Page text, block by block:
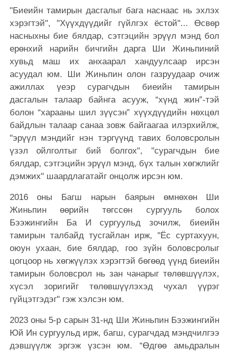
"Биеийн тамирын дасгалыг бага наснаас нь эхлэх
хэрэгтэй", "Хүүхдүүдийг гүйлгэх ёстой"... Өсвөр
насныхны бие бялдар, сэтгэцийн эрүүл мэнд бол
ерөнхий нарийн бичгийн дарга Ши Жиньпиний
хувьд маш их анхаарал хандуулсаар ирсэн
асуудал юм. Ши Жиньпин олон газруудаар очиж
ажиллах үеэр сурагчдын биеийн тамирын
дасгалын талаар байнга асууж, “хүнд жин”-тэй
болон “харааны шил зүүсэн” хүүхдүүдийн нөхцөл
байдлын талаар санаа зовж байгаагаа илэрхийлж,
"эрүүл мэндийг нэн тэргүүнд тавих боловсролын
үзэл ойлголтыг бий болгох", "сурагчдын бие
бялдар, сэтгэцийн эрүүл мэнд, бүх талын хөгжлийг
дэмжих" шаардлагатайг онцолж ирсэн юм.
2016 оны Багш нарын баярын өмнөхөн Ши
Жиньпин өөрийн төгссөн сургууль болох
Бээжингийн Ба И сургуульд зочилж, биеийн
тамирын талбайд тусгайлан ирж, "Ёс суртахуун,
оюун ухаан, бие бялдар, гоо зүйн боловсролыг
цогцоор нь хөгжүүлэх хэрэгтэй бөгөөд үүнд биеийн
тамирын боловсрол нь зан чанарыг төлөвшүүлэх,
хүсэл зоригийг төлөвшүүлэхэд чухал үүрэг
гүйцэтгэдэг" гэж хэлсэн юм.
2023 оны 5-р сарын 31-нд Ши Жиньпин Бээжингийн
Юй Ин сургуульд ирж, багш, сурагчдад мэндчилгээ
дэвшүүлж эргэж үзсэн юм. “Өдгөө амьдралын